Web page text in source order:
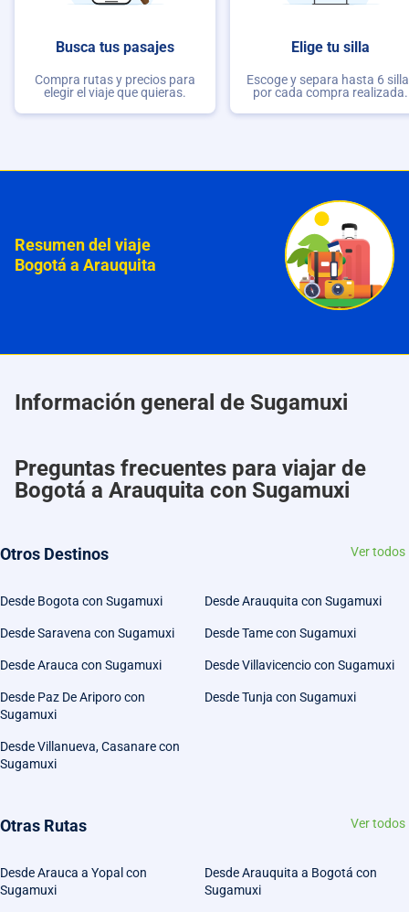
Busca tus pasajes
Compra rutas y precios para
elegir el viaje que quieras.
Elige tu silla
Escoge y separa hasta 6
por cada compra realizada.
Resumen del viaje
Bogotá a Arauquita
Información general de Sugamuxi
Preguntas frecuentes para viajar de
Bogotá a Arauquita con Sugamuxi
Otros Destinos Ver todos
Desde Bogota con Sugamuxi Desde Arauquita con Sugamuxi
Desde Saravena con Sugamuxi Desde Tame con Sugamuxi
Desde Arauca con Sugamuxi Desde Villavicencio con Sugamuxi
Desde Paz De Ariporo con
Sugamuxi
Desde Tunja con Sugamuxi
Desde Villanueva, Casanare con
Sugamuxi
Otras Rutas Ver todos
Desde Arauca a Yopal con
Sugamuxi
Desde Arauquita a Bogotá con
Sugamuxi